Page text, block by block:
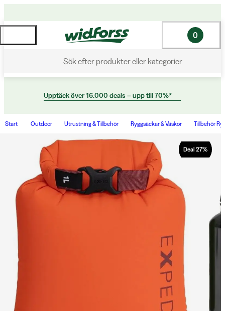
Sök efter produkter eller kategorier
0
Upptäck över 16.000 deals – upp till 70%*
Start Outdoor Utrustning & Tillbehör Ryggsäckar & Väskor Tillbehör
Deal 27%